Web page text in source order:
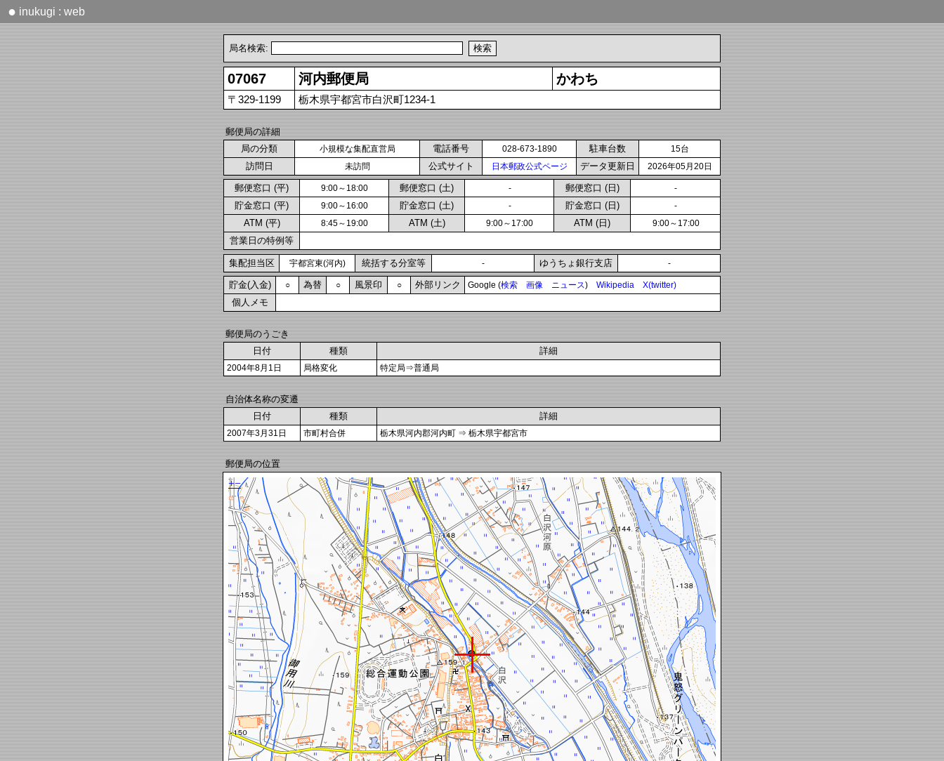
● inukugi : web
局名検索:
07067 河内郵便局 かわち
〒329-1199 栃木県宇都宮市白沢町1234-1
郵便局の詳細
局の分類
小規模な集配直営局 電話番号 028-673-1890 駐車台数 15台
訪問日 未訪問 公式サイト 日本郵政公式ページ データ更新日 2026年05月20日
郵便窓口 (平) 9:00～18:00 郵便窓口 (土) - 郵便窓口 (日) -
貯金窓口 (平) 9:00～16:00 貯金窓口 (土) - 貯金窓口 (日) -
ATM (平) 8:45～19:00 ATM (土) 9:00～17:00 ATM (日) 9:00～17:00
営業日の特例等
集配担当区 宇都宮東(河内) 統括する分室等 - ゆうちょ銀行支店 -
貯金(入金) ○ 為替 ○ 風景印 ○ 外部リンク Google (検索 画像 ニュース) Wikipedia X(twitter)
個人メモ
郵便局のうごき
日付
種類 詳細
2004年8月1日 局格変化 特定局⇒普通局
自治体名称の変遷
日付
種類 詳細
2007年3月31日 市町村合併 栃木県河内郡河内町 ⇒ 栃木県宇都宮市
郵便局の位置